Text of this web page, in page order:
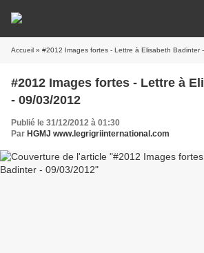
Accueil » #2012 Images fortes - Lettre à Elisabeth Badinter
#2012 Images fortes - Lettre à
- 09/03/2012
Publié le 31/12/2012 à 01:30
Par HGMJ www.legrigriinternational.com